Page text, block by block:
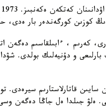
كوزىن كورگەندەر بار ەدى،
كەرىم ، ءابىلقاسىم دەگەن
بارلىعى و دۇنيەلىك بولدى.
قاتارلاستارىم سيرەدى.
ەلۋ جىلدا ەل جاڭا